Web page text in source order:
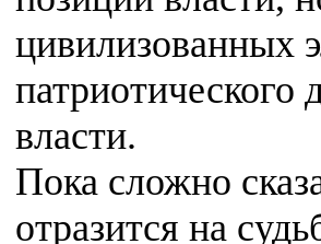
цивилизованных
власти.
Пока сложно
отразится на